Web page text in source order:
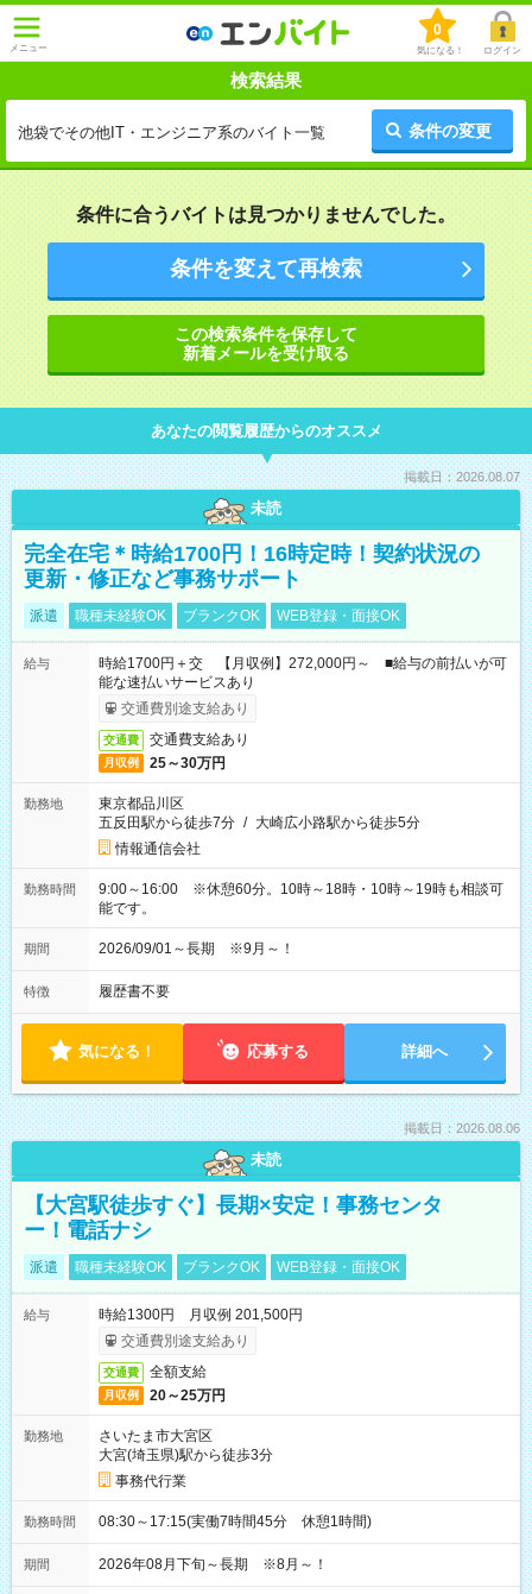
メニュー
0
気になる！ ログイン
検索結果
池袋でその他IT・エンジニア系のバイト一覧 条件の変更
条件に合うバイトは見つかりませんでした。
条件を変えて再検索
この検索条件を保存して
新着メールを受け取る
あなたの閲覧履歴からのオススメ
掲載日：2026.08.07
未読
完全在宅＊時給1700円！16時定時！契約状況の
更新・修正など事務サポート
派遣 職種未経験OK ブランクOK WEB登録・面接OK
給与
時給1700円＋交 【月収例】272,000円～ ■給与の前払いが可
能な速払いサービスあり
交通費別途支給あり
交通費 交通費支給あり
月収例 25～30万円
勤務地
東京都品川区
五反田駅から徒歩7分 / 大崎広小路駅から徒歩5分
情報通信会社
勤務時間
9:00～16:00 ※休憩60分。10時～18時・10時～19時も相談可
能です。
期間 2026/09/01～長期 ※9月～！
特徴 履歴書不要
気になる！ 応募する 詳細へ
掲載日：2026.08.06
未読
【大宮駅徒歩すぐ】長期×安定！事務センタ
ー！電話ナシ
派遣 職種未経験OK ブランクOK WEB登録・面接OK
給与
時給1300円 月収例 201,500円
交通費別途支給あり
交通費 全額支給
月収例 20～25万円
勤務地
さいたま市大宮区
大宮(埼玉県)駅から徒歩3分
事務代行業
勤務時間 08:30～17:15(実働7時間45分 休憩1時間)
期間 2026年08月下旬～長期 ※8月～！